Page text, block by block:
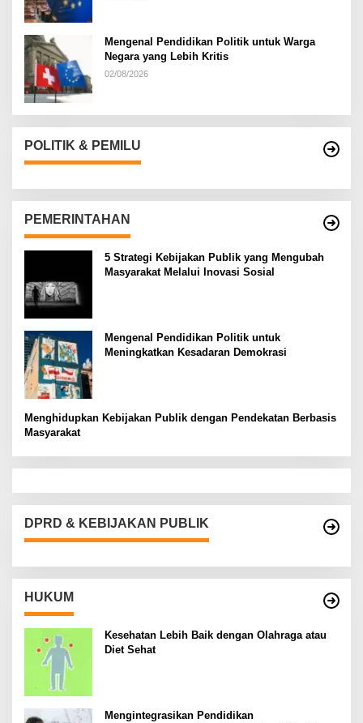
Mengenal Pendidikan Politik untuk Warga
Negara yang Lebih Kritis
02/08/2026
POLITIK & PEMILU
PEMERINTAHAN
5 Strategi Kebijakan Publik yang Mengubah
Masyarakat Melalui Inovasi Sosial
Mengenal Pendidikan Politik untuk
Meningkatkan Kesadaran Demokrasi
Menghidupkan Kebijakan Publik dengan Pendekatan Berbasis
Masyarakat
DPRD & KEBIJAKAN PUBLIK
HUKUM
Kesehatan Lebih Baik dengan Olahraga atau
Diet Sehat
Mengintegrasikan Pendidikan